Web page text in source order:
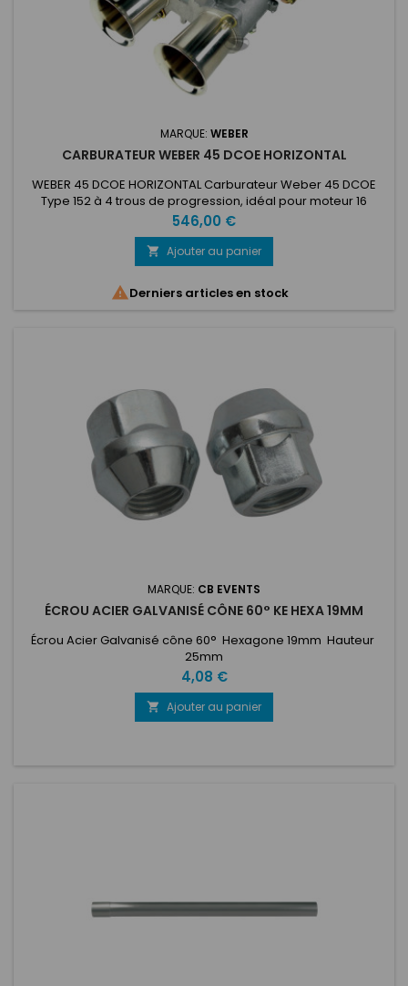
MARQUE: WEBER
CARBURATEUR WEBER 45 DCOE HORIZONTAL
WEBER 45 DCOE HORIZONTAL Carburateur Weber 45 DCOE
Type 152 à 4 trous de progression, idéal pour moteur 16
soupapes. Plus il y a de trous de progression, meilleure sera
la souplesse de rendement. LA référence en matière de
carburateur horizontal ! Carburateur nu, avec cornets
Réglages de base, à conserver ou à adapter selon le
véhicule et sa préparation....
Prix
546,00 €
 Ajouter au panier
Derniers articles en stock
MARQUE: CB EVENTS
ÉCROU ACIER GALVANISÉ CÔNE 60° KE HEXA 19MM
Écrou Acier Galvanisé cône 60° Hexagone 19mm Hauteur
25mm
Prix
4,08 €
 Ajouter au panier